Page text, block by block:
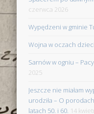
czerwca 2026
Wypędzeni w gminie
Wojna w oczach dzieci
Sarnów w ogniu –
2025
Jeszcze nie miałam
urodziła – O
latach 50. i 60. 14